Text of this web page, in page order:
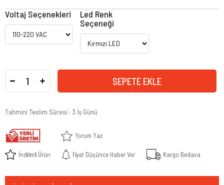
Voltaj Seçenekleri
Led Renk
Seçeneği
Tahmini Teslim Süresi : 3 İş Günü
Yorum Yaz
İndirimli Ürün Fiyat Düşünce Haber Ver Kargo Bedava